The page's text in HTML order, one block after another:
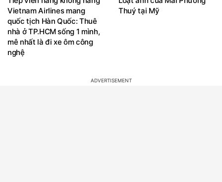
Vietnam Airlines mang
quốc tịch Hàn Quốc: Thuê
nhà ở TP.HCM sống 1 mình,
mê nhất là đi xe ôm công
nghệ
Thuý tại Mỹ